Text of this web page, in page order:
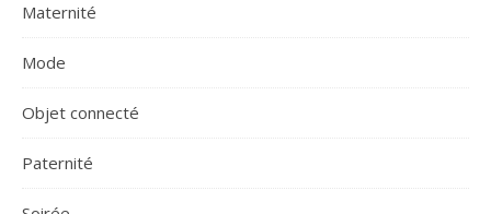
Maternité
Mode
Objet connecté
Paternité